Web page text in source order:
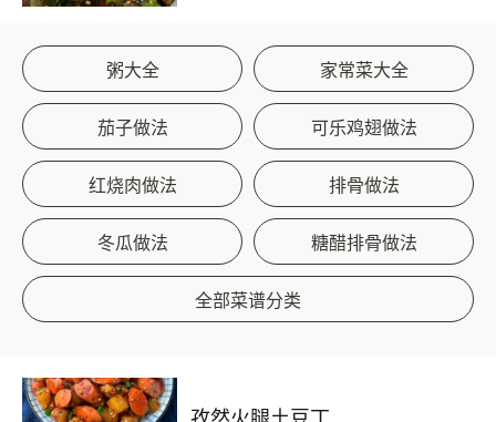
粥大全 家常菜大全
茄子做法 可乐鸡翅做法
红烧肉做法 排骨做法
冬瓜做法 糖醋排骨做法
全部菜谱分类